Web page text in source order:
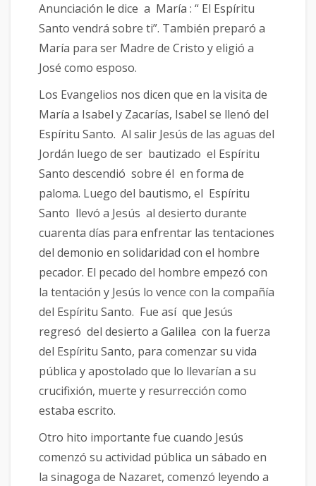
Anunciación le dice a María : “ El Espíritu
Santo vendrá sobre ti”. También preparó a
María para ser Madre de Cristo y eligió a
José como esposo.
Los Evangelios nos dicen que en la visita de
María a Isabel y Zacarías, Isabel se llenó del
Espíritu Santo. Al salir Jesús de las aguas del
Jordán luego de ser bautizado el Espíritu
Santo descendió sobre él en forma de
paloma. Luego del bautismo, el Espíritu
Santo llevó a Jesús al desierto durante
cuarenta días para enfrentar las tentaciones
del demonio en solidaridad con el hombre
pecador. El pecado del hombre empezó con
la tentación y Jesús lo vence con la compañía
del Espíritu Santo. Fue así que Jesús
regresó del desierto a Galilea con la fuerza
del Espíritu Santo, para comenzar su vida
pública y apostolado que lo llevarían a su
crucifixión, muerte y resurrección como
estaba escrito.
Otro hito importante fue cuando Jesús
comenzó su actividad pública un sábado en
la sinagoga de Nazaret, comenzó leyendo a